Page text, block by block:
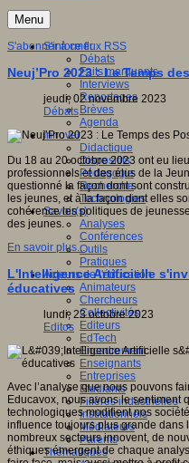
Menu
S'informer
Débats
Faits marquants
Interviews
Reportages
Brèves
Agenda
Innover
Didactique
Dispositifs
Pédagogie
Recherche
Technologies
Savoir(s)
Analyses
Conférences
Outils
Pratiques
Acteurs de l'éducation
Animateurs
Chercheurs
Collectivités
Editeurs
EdTech
Encadrement
Enseignants
Entreprises
Etudiants
Filières industrielles
Institutionnels
Médiateurs
Parents
Thématiques
S'abonner à ce flux RSS
Neuj’Pro 2023 : Le Temps
jeudi, 02 novembre 2023
Débats
Du 18 au 20 octobre 2023 ont eu
professionnels et des élus de la
questionné la façon dont sont
les jeunes, et à la façon dont elles
cohérence les politiques de
des jeunes.
En savoir plus...
L'Intelligence Artificielle
éducatives
lundi, 23 octobre 2023
Editos
Avec l’analyse que nous pouvons
Educavox, nous avons le sentiment
technologiques modifient nos
influence toujours plus grande dans
nombreux secteurs innovent, de
éthiques émergent de chaque